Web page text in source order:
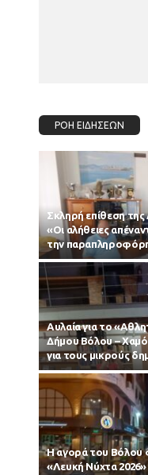
ΡΟΗ ΕΙΔΗΣΕΩΝ
Σκληρή επίθεση
«Οι αλήθειες
την
Αυλαία για το
Δήμου Βόλου –
για τους μικρούς
Η αγορά του Βόλου
«Λευκή Νύχτα